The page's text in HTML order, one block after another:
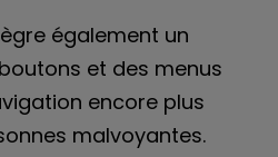
également un
et des menus
encore plus
malvoyantes.